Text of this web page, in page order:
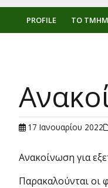
PROFILE ΤΟ
17 Ιανουαρίου 2022
Ανακοίνωση για
Παρακαλούνται οι